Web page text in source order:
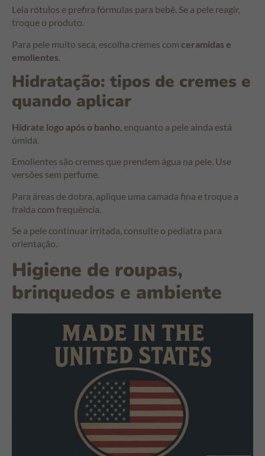
Leia rótulos e prefira fórmulas para bebê. Se a pele reagir,
troque o produto.
Para pele muito seca, escolha cremes com ceramidas e
emolientes
Hidratação: tipos de cremes e
quando aplicar
Hidrate logo após o banho, enquanto a pele ainda está
úmida.
Emolientes são cremes que prendem água na pele. Use
versões sem perfume.
Para áreas de dobra, aplique uma camada fina e troque a
fralda com frequência.
Se a pele continuar irritada, consulte o pediatra para
orientação.
Higiene de roupas,
brinquedos e ambiente